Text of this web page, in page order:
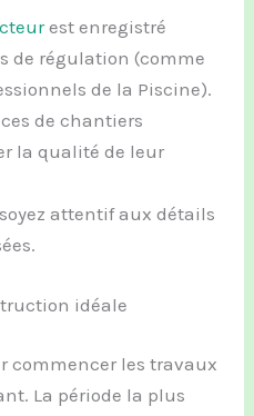
est enregistré
de régulation (comme
de la Piscine).
de chantiers
la qualité de leur
attentif aux détails
idéale
commencer les travaux
La période la plus